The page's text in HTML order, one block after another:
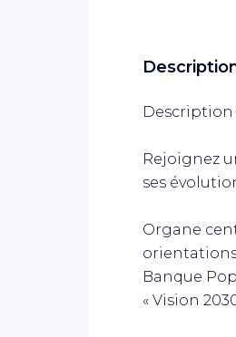
Rejoignez
ses
Organe
Banque
« Vision